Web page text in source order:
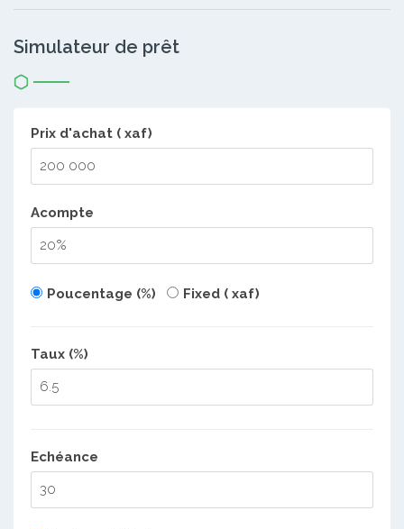
Simulateur de prêt
Prix d'achat ( xaf)
Acompte
Poucentage (%) Fixed ( xaf)
Taux (%)
Echéance